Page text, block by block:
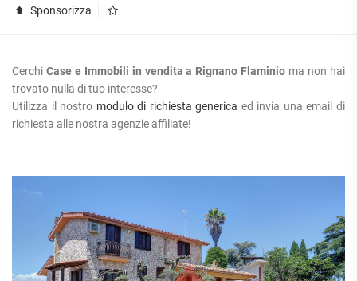
Sponsorizza
Cerchi Case e Immobili in vendita a Rignano Flaminio ma non hai
trovato nulla di tuo interesse?
Utilizza il nostro modulo di richiesta generica ed invia una email di
richiesta alle nostra agenzie affiliate!